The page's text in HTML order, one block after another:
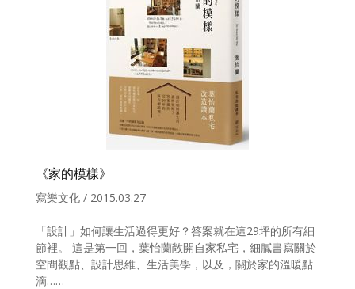
《家的模樣》
寫樂文化 / 2015.03.27
「設計」如何讓生活過得更好？答案就在這29坪的所有細
節裡。 這是第一回，葉怡蘭敞開自家私宅，細膩書寫關於
空間觀點、設計思維、生活美學，以及，關於家的溫暖點
滴……